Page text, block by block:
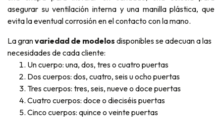
asegurar su ventilación interna y una manilla plástica, que
evita la eventual corrosión en el contacto con la mano.
La granvariedad de modelos disponibles se adecuan a las
necesidades de cada cliente:
Un cuerpo: una, dos, tres o cuatro puertas
Dos cuerpos: dos, cuatro, seis u ocho puertas
Tres cuerpos: tres, seis, nueve o doce puertas
Cuatro cuerpos: doce o dieciséis puertas
Cinco cuerpos: quince o veinte puertas